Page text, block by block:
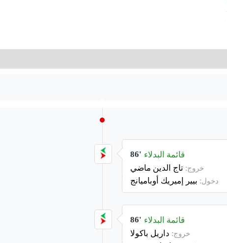
86' قائمة البدلاء
خروج: تاج الدين ماضي
دخول: بيير إميريك أوباميانج
86' قائمة البدلاء
خروج: داريل باكولا